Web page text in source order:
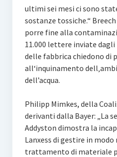
ultimi sei mesi ci sono
sostanze tossiche.“
porre fine alla
11.000 lettere inviate
delle fabbrica chiedono di
all‘inquinamento
dell’acqua.
Philipp Mimkes, della
derivanti dalla Bayer: „La
Addyston dimostra la
Lanxess di gestire in
trattamento di materiale